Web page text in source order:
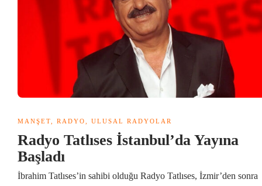
MANŞET RADYO ULUSAL RADYOLAR
Radyo Tatlıses İstanbul’da Yayına
Başladı
İbrahim Tatlıses’in sahibi olduğu Radyo Tatlıses, İzmir’den sonra